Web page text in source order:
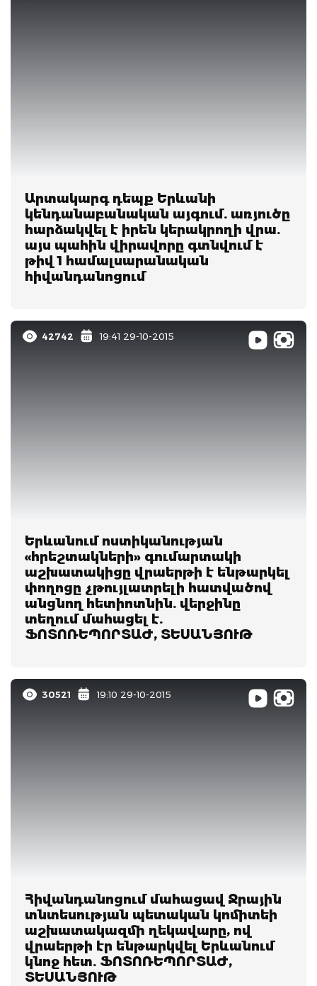
Արտակարգ դեպք Երևանի
կենդանաբանական այգում. առյուծը
հարձակվել է իրեն կերակրողի վրա.
այս պահին վիրավորը գտնվում է
թիվ 1 համալսարանական
հիվանդանոցում
42742 19:41 29-10-2015
Երևանում ոստիկանության
«հրեշտակների» գումարտակի
աշխատակիցը վրաերթի է ենթարկել
փողոցը չթույլատրելի հատվածով
անցնող հետիոտնին. վերջինը
տեղում մահացել է.
ՖՈՏՈՌԵՊՈՐՏԱԺ, ՏԵՍԱՆՅՈՒԹ
30521 19:10 29-10-2015
Հիվանդանոցում մահացավ Ջրային
տնտեսության պետական կոմիտեի
աշխատակազմի ղեկավարը, ով
վրաերթի էր ենթարկվել Երևանում
կնոջ հետ. ՖՈՏՈՌԵՊՈՐՏԱԺ,
ՏԵՍԱՆՅՈՒԹ